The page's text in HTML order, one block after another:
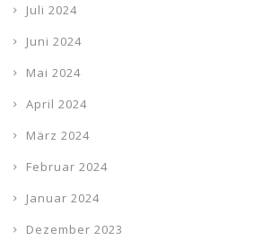
Juli 2024
Juni 2024
Mai 2024
April 2024
März 2024
Februar 2024
Januar 2024
Dezember 2023